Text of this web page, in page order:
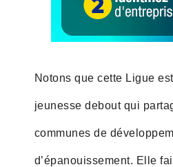
Notons que cette Ligue
jeunesse debout qui
communes de
d’épanouissement. Elle